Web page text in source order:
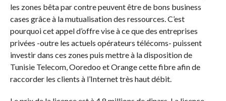
les zones bêta par contre peuvent être de bons business
cases grâce à la mutualisation des ressources. C’est
pourquoi cet appel d’offre vise à ce que des entreprises
privées -outre les actuels opérateurs télécoms- puissent
investir dans ces zones puis mettre à la disposition de
Tunisie Telecom, Ooredoo et Orange cette fibre afin de
raccorder les clients à l’Internet très haut débit.